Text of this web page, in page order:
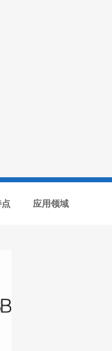
应用领域